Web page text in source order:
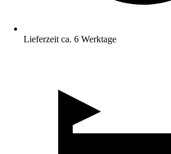
Lieferzeit ca. 6 Werktage